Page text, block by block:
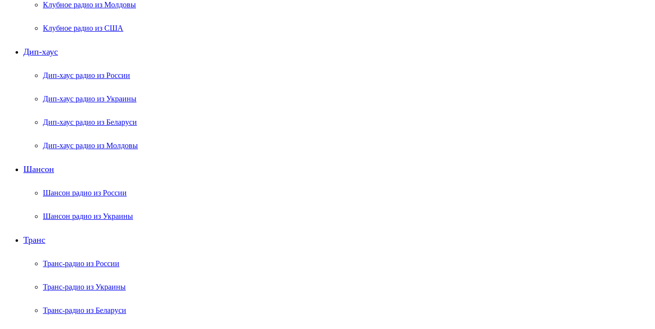
Клубное радио из Молдовы
Клубное радио из США
Дип-хаус
Дип-хаус радио из России
Дип-хаус радио из Украины
Дип-хаус радио из Беларуси
Дип-хаус радио из Молдовы
Шансон
Шансон радио из России
Шансон радио из Украины
Транс
Транс-радио из России
Транс-радио из Украины
Транс-радио из Беларуси